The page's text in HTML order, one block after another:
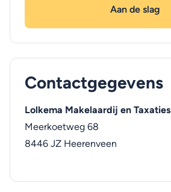
Aan de slag
Contactgegevens
Lolkema Makelaardij en Taxaties
Meerkoetweg 68
8446 JZ Heerenveen